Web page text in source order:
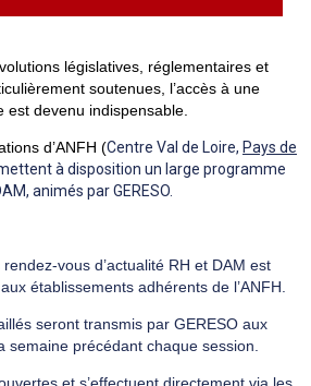
législatives, réglementaires et
soutenues, l’accès à une
est devenu indispensable.
d’ANFH (Centre Val de Loire, Pays de
à disposition un large programme
animés par GERESO.
vous d’actualité RH et DAM est
établissements adhérents de l’ANFH.
seront transmis par GERESO aux
semaine précédant chaque session.
et s’effectuent directement via les